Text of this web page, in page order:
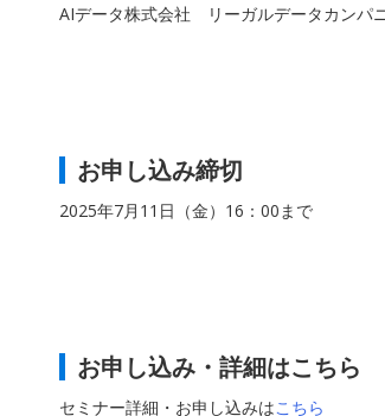
AIデータ株式会社 リーガルデータカン
お申し込み締切
2025年7月11日（金）16：00まで
お申し込み・詳細はこちら
セミナー詳細・お申し込みはこちら